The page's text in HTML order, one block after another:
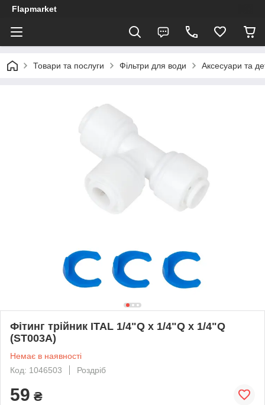
Flapmarket
Товари та послуги Фільтри для води Аксесуари та
Фітинг трійник ITAL 1/4"Q x 1/4"Q x 1/4"Q
(ST003A)
Немає в наявності
Код: 1046503
Роздріб
59 ₴